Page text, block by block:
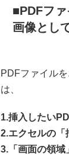
PDFフ
画像とし
PDFファイル
は、
1.挿入したい
2.エクセルの「
3.「画面の領域